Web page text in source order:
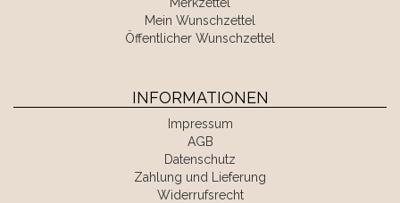
Mein Wunschzettel
Öffentlicher Wunschzettel
INFORMATIONEN
Impressum
AGB
Datenschutz
Zahlung und Lieferung
Widerrufsrecht